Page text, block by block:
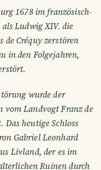
1678 im französisch-
Ludwig XIV. die
Créquy zerstören
in den Folgejahren,
wurde der
Landvogt Franz de
heutige Schloss
Gabriel Leonhard
Livland, der es im
Ruinen durch